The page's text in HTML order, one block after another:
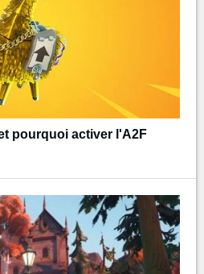
pourquoi activer l'A2F